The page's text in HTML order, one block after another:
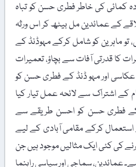
کمائی کی خاطر فطری حسن کو تباہ
کے عمائدین مل بیٹھ کر اس ورثہ
ماہرین کو شامل کرکے مہوڈنڈ کے
کا قدرتی آفات سے بچاؤ، تعمیرات
اور مہو ڈنڈ کے فطری حسن کو
کے اشتراک سے لائحہ عمل تیار کیا
فطری حسن کو احسن طریقے سے
کرکے مقامی آبادی کے لیے
کرنے کی کئی ایک مثالیں موجود ہیں جن
عمائدین، سماجی اور سیاسی راہنما